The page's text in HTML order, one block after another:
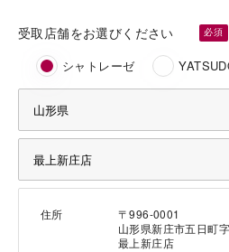
受取店舗をお選びください
シャトレーゼ
住所
〒996-0001
山形県新庄市五日町
最上新庄店